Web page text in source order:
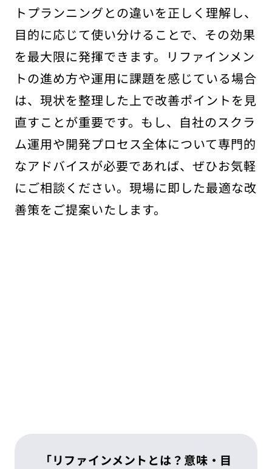
トプランニングとの違いを正しく理解し、
目的に応じて使い分けることで、その効果
を最大限に発揮できます。リファインメン
トの進め方や運用に課題を感じている場合
は、現状を整理した上で改善ポイントを見
直すことが重要です。もし、自社のスクラ
ム運用や開発プロセス全体について専門的
なアドバイスが必要であれば、ぜひお気軽
にご相談ください。現場に即した最適な改
善策をご提案いたします。
「リファインメントとは？意味・目